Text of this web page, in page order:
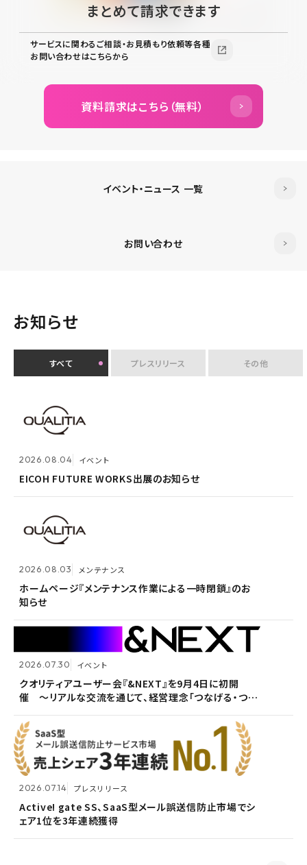
まとめて請求できます
サービスに関わるご相談・お見積もり依頼等各種
お問い合わせはこちらから
資料請求はこちら（無料）
イベント・ニュース 一覧
お問い合わせ
お知らせ
すべて プレスリリース その他
2026.08.04 イベント
EICOH FUTURE WORKS出展のお知らせ
2026.08.03 メンテナンス
ホームページ『メンテナンス作業による一時閉鎖』のお
知らせ
2026.07.30 イベント
クオリティアユーザー会『&NEXT』を9月4日に初開
催 〜リアルな交流を通じて、経営理念「つなげる・つな
2026.07.14 プレスリリース
Active! gate SS、SaaS型メール誤送信防止市場でシ
ェア1位を3年連続獲得
2026.07.30
クオリティアユーザー会『&NEXT』を9月4日に初開
催 〜リアルな交流を通じて、経営理念「つなげる・つな
がる想いを未来へつなぐ」を体現〜
Active! gate SS、SaaS型メール誤送信防止市場でシ
ェア1位を3年連続獲得
2026.07.09 自社ウェビナー
<7/30 ウェビナー開催>いまさら聞けないPPAP問題～
2026.06.18 プレスリリース
富山県内7信用金庫、DEEPMailとPOWER EGGの連携
2026.08.03 メンテナンス
ホームページ『メンテナンス作業による一時閉鎖』のお
2026.05.14 メンテナンス
ホームページ『メンテナンス作業による一時閉鎖』のお
2026.05.13 メンテナンス
ホームページ『メンテナンス作業による一時閉鎖』のお
知らせ
お知らせ